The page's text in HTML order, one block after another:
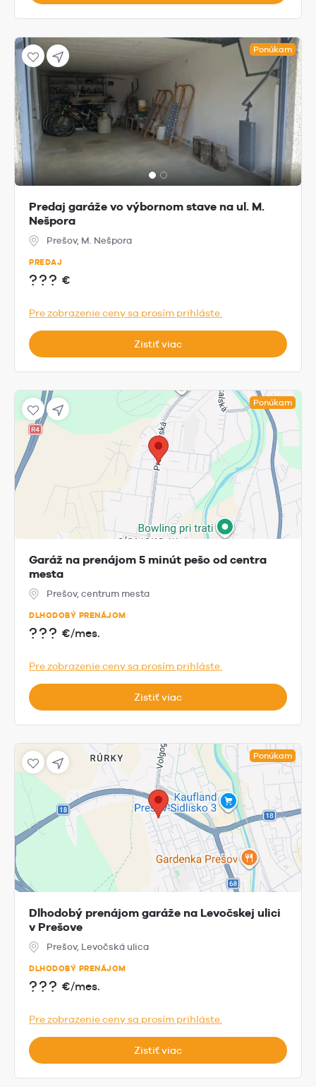
Ponúkam
Predaj garáže vo výbornom stave na ul. M.
Nešpora
Prešov, M. Nešpora
PREDAJ
??? €
Pre zobrazenie ceny sa prosím prihláste.
Zistiť viac
Ponúkam
Garáž na prenájom 5 minút pešo od centra
mesta
Prešov, centrum mesta
DLHODOBÝ PRENÁJOM
??? €/mes.
Pre zobrazenie ceny sa prosím prihláste.
Zistiť viac
Ponúkam
Dlhodobý prenájom garáže na Levočskej ulici
v Prešove
Prešov, Levočská ulica
DLHODOBÝ PRENÁJOM
??? €/mes.
Pre zobrazenie ceny sa prosím prihláste.
Zistiť viac